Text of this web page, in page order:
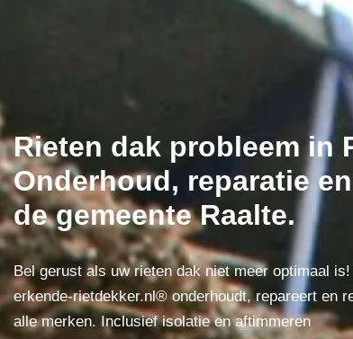
Rieten dak probleem in
Onderhoud, reparatie
de gemeente Raalte.
Bel gerust als uw rieten dak niet meer optimaal is!
erkende-rietdekker.nl® onderhoudt, repareert en
alle merken. Inclusief isolatie en aftimmeren